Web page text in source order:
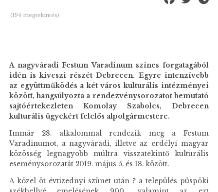
(194 megtekintés)
A nagyváradi Festum Varadinum színes forgatagából
idén is kiveszi részét Debrecen. Egyre intenzívebb
az együttműködés a két város kulturális intézményei
között, hangsúlyozta a rendezvénysorozatot bemutató
sajtóértekezleten Komolay Szabolcs, Debrecen
kulturális ügyekért felelős alpolgármestere.
Immár 28. alkalommal rendezik meg a Festum
Varadinumot, a nagyváradi, illetve az erdélyi magyar
közösség legnagyobb múltra visszatekintő kulturális
eseménysorozatát 2019. május 5. és 18. között.
A közel öt évtizednyi szünet után ? a település püspöki